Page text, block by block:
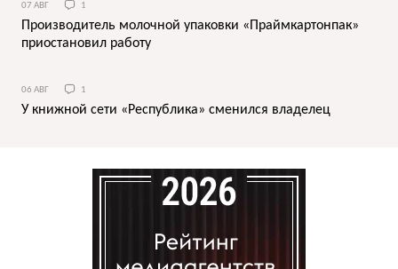
07 АВГ 1
Производитель молочной упаковки «Праймкартонпак»
приостановил работу
06 АВГ 1
У книжной сети «Республика» сменился владелец